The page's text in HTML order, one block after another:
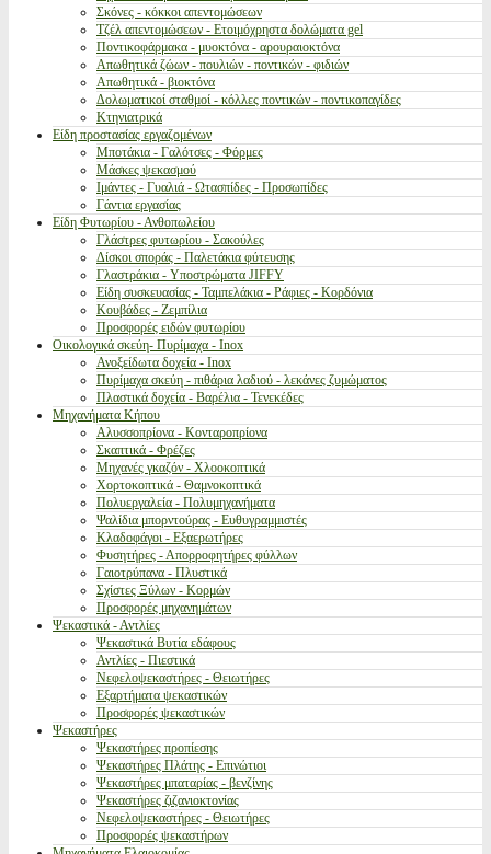
Σκόνες - κόκκοι απεντομώσεων
Τζέλ απεντομώσεων - Ετοιμόχρηστα δολώματα gel
Ποντικοφάρμακα - μυοκτόνα - αρουραιοκτόνα
Απωθητικά ζώων - πουλιών - ποντικών - φιδιών
Απωθητικά - βιοκτόνα
Δολωματικοί σταθμοί - κόλλες ποντικών - ποντικοπαγίδες
Κτηνιατρικά
Είδη προστασίας εργαζομένων
Μποτάκια - Γαλότσες - Φόρμες
Μάσκες ψεκασμού
Ιμάντες - Γυαλιά - Ωτασπίδες - Προσωπίδες
Γάντια εργασίας
Είδη Φυτωρίου - Ανθοπωλείου
Γλάστρες φυτωρίου - Σακούλες
Δίσκοι σποράς - Παλετάκια φύτευσης
Γλαστράκια - Υποστρώματα JIFFY
Είδη συσκευασίας - Ταμπελάκια - Ράφιες - Κορδόνια
Κουβάδες - Ζεμπίλια
Προσφορές ειδών φυτωρίου
Οικολογικά σκεύη- Πυρίμαχα - Inox
Ανοξείδωτα δοχεία - Inox
Πυρίμαχα σκεύη - πιθάρια λαδιού - λεκάνες ζυμώματος
Πλαστικά δοχεία - Βαρέλια - Τενεκέδες
Μηχανήματα Κήπου
Αλυσσοπρίονα - Κονταροπρίονα
Σκαπτικά - Φρέζες
Μηχανές γκαζόν - Χλοοκοπτικά
Χορτοκοπτικά - Θαμνοκοπτικά
Πολυεργαλεία - Πολυμηχανήματα
Ψαλίδια μπορντούρας - Ευθυγραμμιστές
Κλαδοφάγοι - Εξαερωτήρες
Φυσητήρες - Απορροφητήρες φύλλων
Γαιοτρύπανα - Πλυστικά
Σχίστες Ξύλων - Κορμών
Προσφορές μηχανημάτων
Ψεκαστικά - Αντλίες
Ψεκαστικά Βυτία εδάφους
Αντλίες - Πιεστικά
Νεφελοψεκαστήρες - Θειωτήρες
Εξαρτήματα ψεκαστικών
Προσφορές ψεκαστικών
Ψεκαστήρες
Ψεκαστήρες προπίεσης
Ψεκαστήρες Πλάτης - Επινώτιοι
Ψεκαστήρες μπαταρίας - βενζίνης
Ψεκαστήρες ζιζανιοκτονίας
Νεφελοψεκαστήρες - Θειωτήρες
Προσφορές ψεκαστήρων